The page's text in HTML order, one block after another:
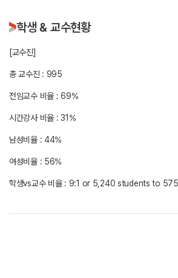
학생 & 교수현황
[교수진]
총 교수진 : 995
전임교수 비율 : 69%
시간강사 비율 : 31%
남성비율 : 44%
여성비율 : 56%
학생vs교수 비율 : 9:1 or 5,240 students to